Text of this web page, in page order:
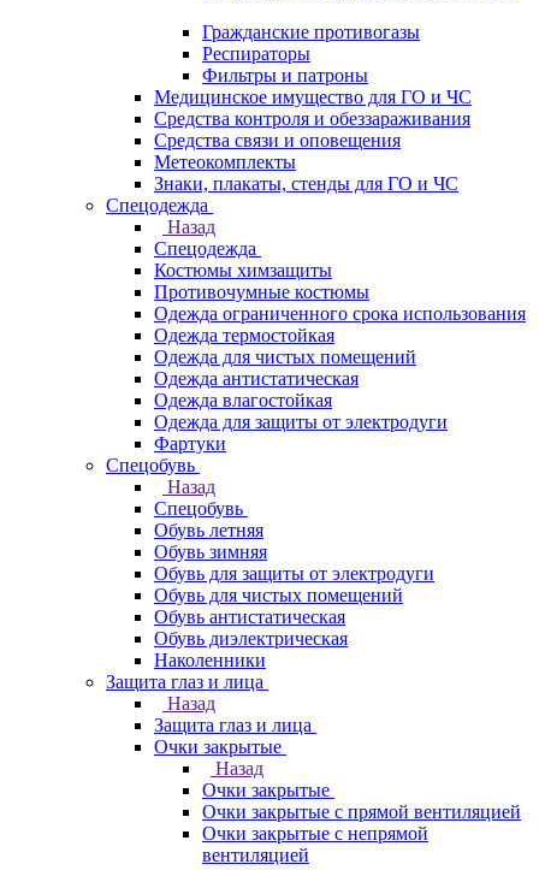
Гражданские противогазы
Респираторы
Фильтры и патроны
Медицинское имущество для ГО и ЧС
Средства контроля и обеззараживания
Средства связи и оповещения
Метеокомплекты
Знаки, плакаты, стенды для ГО и ЧС
Спецодежда
Назад
Спецодежда
Костюмы химзащиты
Противочумные костюмы
Одежда ограниченного срока использования
Одежда термостойкая
Одежда для чистых помещений
Одежда антистатическая
Одежда влагостойкая
Одежда для защиты от электродуги
Фартуки
Спецобувь
Назад
Спецобувь
Обувь летняя
Обувь зимняя
Обувь для защиты от электродуги
Обувь для чистых помещений
Обувь антистатическая
Обувь диэлектрическая
Наколенники
Защита глаз и лица
Назад
Защита глаз и лица
Очки закрытые
Назад
Очки закрытые
Очки закрытые с прямой вентиляцией
Очки закрытые с непрямой
вентиляцией